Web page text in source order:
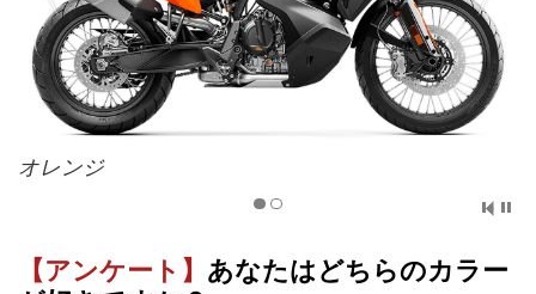
オレンジ
【アンケート】 あなたはどちらのカラー